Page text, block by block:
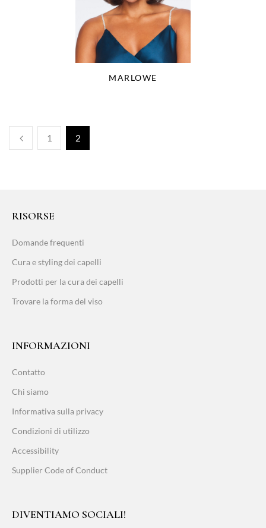
MARLOWE
1 2
RISORSE
Domande frequenti
Cura e styling dei capelli
Prodotti per la cura dei capelli
Trovare la forma del viso
INFORMAZIONI
Contatto
Chi siamo
Informativa sulla privacy
Condizioni di utilizzo
Accessibility
Supplier Code of Conduct
DIVENTIAMO SOCIALI!